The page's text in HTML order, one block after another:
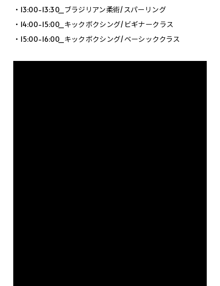
・13:00-13:30_ブラジリアン柔術/スパーリング
・14:00-15:00_キックボクシング/ビギナークラス
・15:00-16:00_キックボクシング/ベーシッククラス